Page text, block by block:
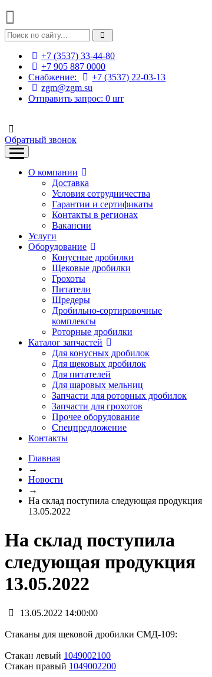
+7 (3537) 33-44-80
+7 905 887 0000
Снабжение:
+7 (3537) 22-03-13
zgm@zgm.su
Отправить запрос: 0 шт
Обратный звонок
О компании
Доставка
Условия сотрудничества
Гарантии и сертификаты
Контакты в регионах
Вакансии
Услуги
Оборудование
Конусные дробилки
Щековые дробилки
Грохоты
Питатели
Шредеры
Дробильно-сортировочные
комплексы
Роторные дробилки
Каталог запчастей
Для конусных дробилок
Для щековых дробилок
Для питателей
Для шаровых мельниц
Запчасти для роторных дробилок
Запчасти для грохотов
Прочее оборудование
Спецпредложение
Контакты
Главная
→
Новости
→
На склад поступила следующая продукция
13.05.2022
На склад поступила
следующая продукция
13.05.2022
13.05.2022 14:00:00
Стаканы для щековой дробилки СМД-109:
Стакан левый 1049002100
Стакан правый 1049002200